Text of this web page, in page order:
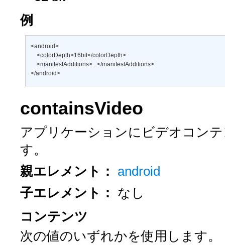
例
<android>
    <colorDepth>16bit</colorDepth>
    <manifestAdditions>...</manifestAdditions>
</android>
containsVideo
アプリケーションにビデオコン
す。
親エレメント： android
子エレメント： なし
コンテンツ
次の値のいずれかを使用します。